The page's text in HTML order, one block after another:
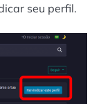
seu perfil.